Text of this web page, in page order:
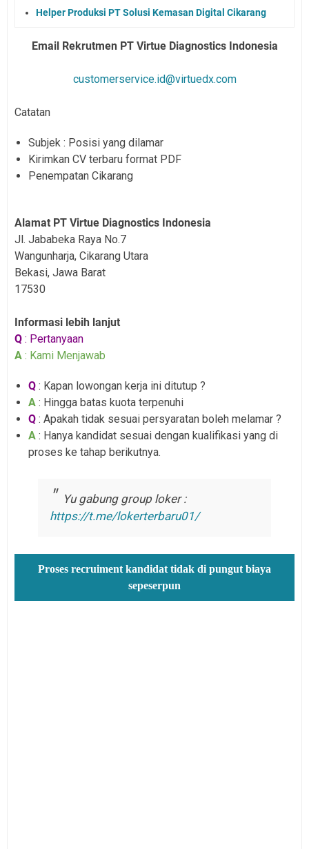
Helper Produksi PT Solusi Kemasan Digital Cikarang
Email Rekrutmen PT Virtue Diagnostics Indonesia
customerservice.id@virtuedx.com
Catatan
Subjek : Posisi yang dilamar
Kirimkan CV terbaru format PDF
Penempatan Cikarang
Alamat PT Virtue Diagnostics Indonesia
Jl. Jababeka Raya No.7
Wangunharja, Cikarang Utara
Bekasi, Jawa Barat
17530
Informasi lebih lanjut
Q : Pertanyaan
A : Kami Menjawab
Q : Kapan lowongan kerja ini ditutup ?
A : Hingga batas kuota terpenuhi
Q : Apakah tidak sesuai persyaratan boleh melamar ?
A : Hanya kandidat sesuai dengan kualifikasi yang di
proses ke tahap berikutnya.
Yu gabung group loker :
https://t.me/lokerterbaru01/
Proses recruiment kandidat tidak di pungut biaya
sepeserpun